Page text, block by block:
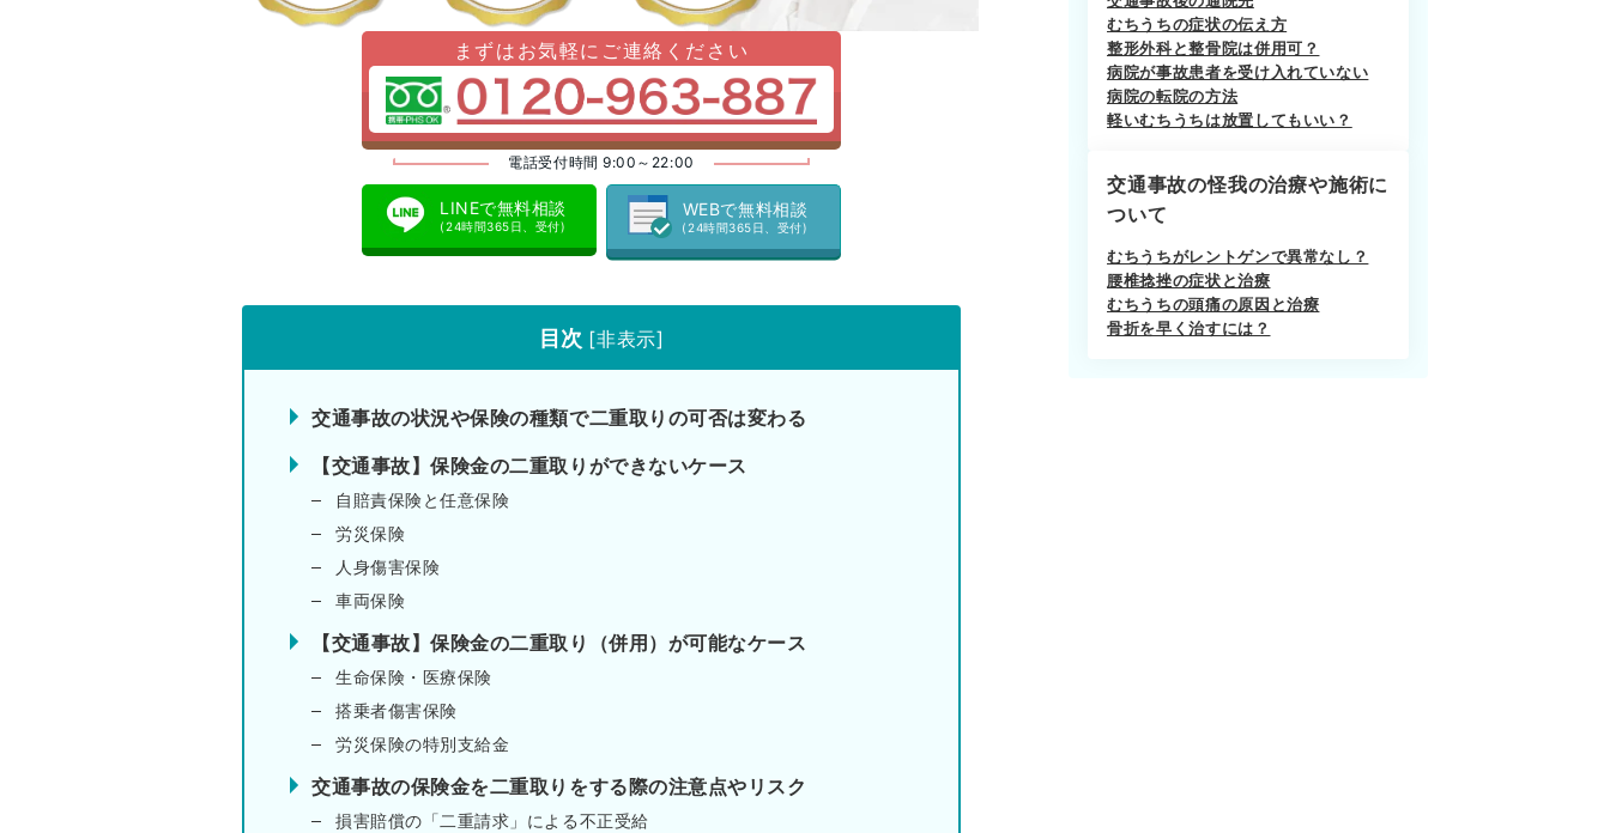
まずはお気軽にご連絡ください
電話受付時間 9:00～22:00
LINEで無料相談
(24時間365日、受付)
WEBで無料相談
(24時間365日、受付)
目次 [非表示]
交通事故の状況や保険の種類で二重取りの可否は変わる
【交通事故】保険金の二重取りができないケース
自賠責保険と任意保険
労災保険
人身傷害保険
車両保険
【交通事故】保険金の二重取り（併用）が可能なケース
生命保険・医療保険
搭乗者傷害保険
労災保険の特別支給金
交通事故の保険金を二重取りをする際の注意点やリスク
損害賠償の「二重請求」による不正受給
むちうちの症状の伝え方
整形外科と整骨院は併用可？
病院が事故患者を受け入れていない
病院の転院の方法
軽いむちうちは放置してもいい？
交通事故の怪我の治療や施術に
ついて
むちうちがレントゲンで異常なし？
腰椎捻挫の症状と治療
むちうちの頭痛の原因と治療
骨折を早く治すには？